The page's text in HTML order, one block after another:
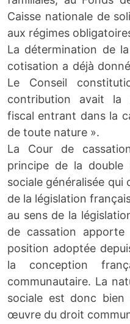
Caisse nationale de
aux régimes
La détermination de
cotisation a déjà
Le Conseil
contribution avait la
fiscal entrant dans la
de toute nature ».
La Cour de
principe de la
sociale généralisée
de la législation
au sens de la
de cassation
position adoptée
la conception
communautaire. La
sociale est donc
œuvre du droit